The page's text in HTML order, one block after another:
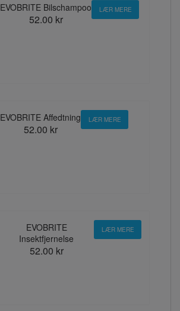
EVOBRITE Bilschampoo
52.00 kr
LÆR MERE
EVOBRITE Affedtning
52.00 kr
LÆR MERE
EVOBRITE
Insektfjernelse
52.00 kr
LÆR MERE